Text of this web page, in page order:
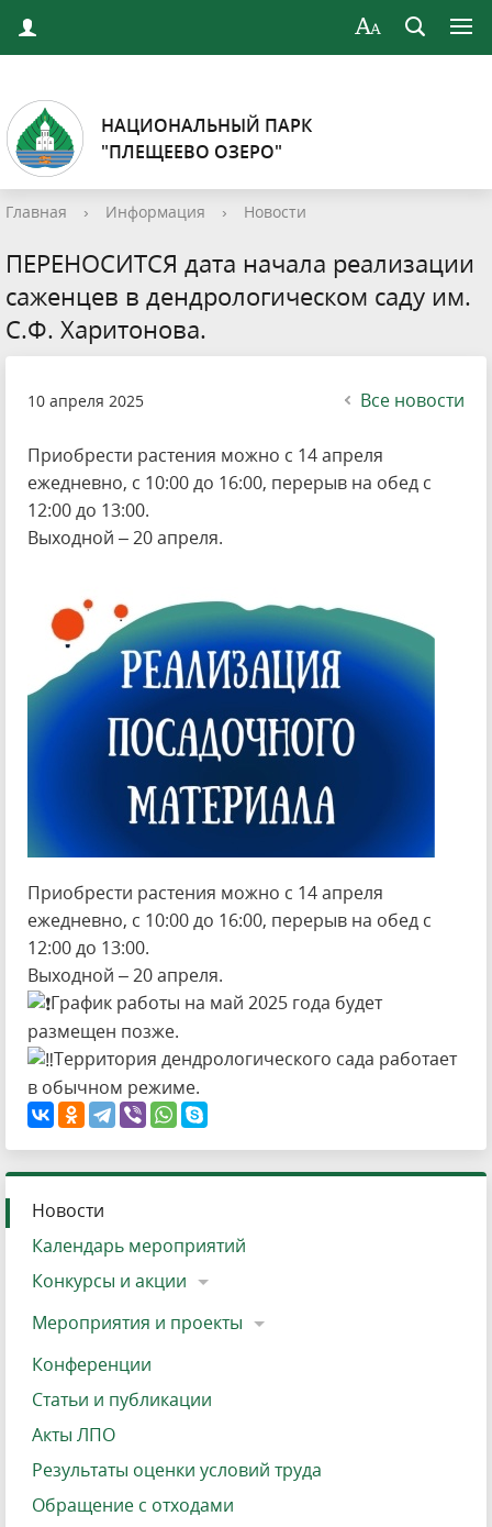
НАЦИОНАЛЬНЫЙ ПАРК
"ПЛЕЩЕЕВО ОЗЕРО"
Главная › Информация › Новости
ПЕРЕНОСИТСЯ дата начала реализации
саженцев в дендрологическом саду им.
С.Ф. Харитонова.
10 апреля 2025 Все новости
Приобрести растения можно с 14 апреля
ежедневно, с 10:00 до 16:00, перерыв на обед с
12:00 до 13:00.
Выходной – 20 апреля.
Приобрести растения можно с 14 апреля
ежедневно, с 10:00 до 16:00, перерыв на обед с
12:00 до 13:00.
Выходной – 20 апреля.
️График работы на май 2025 года будет
размещен позже.
Территория дендрологического сада работает
в обычном режиме.
Новости
Календарь мероприятий
Конкурсы и акции
Мероприятия и проекты
Конференции
Статьи и публикации
Акты ЛПО
Результаты оценки условий труда
Обращение с отходами